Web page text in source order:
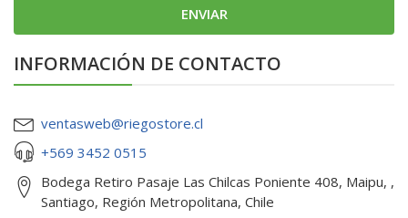
INFORMACIÓN DE CONTACTO
ventasweb@riegostore.cl
+569 3452 0515
Bodega Retiro Pasaje Las Chilcas Poniente 408, Maipu, ,
Santiago, Región Metropolitana, Chile